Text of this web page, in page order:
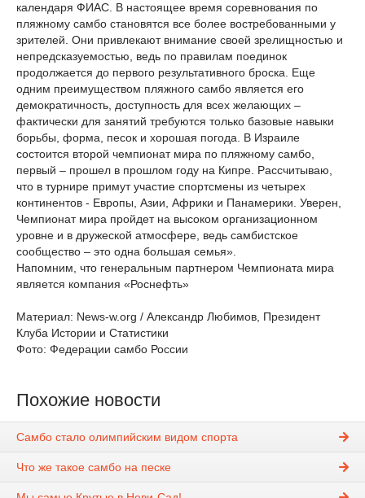
календаря ФИАС. В настоящее время соревнования по
пляжному самбо становятся все более востребованными у
зрителей. Они привлекают внимание своей зрелищностью и
непредсказуемостью, ведь по правилам поединок
продолжается до первого результативного броска. Еще
одним преимуществом пляжного самбо является его
демократичность, доступность для всех желающих –
фактически для занятий требуются только базовые навыки
борьбы, форма, песок и хорошая погода. В Израиле
состоится второй чемпионат мира по пляжному самбо,
первый – прошел в прошлом году на Кипре. Рассчитываю,
что в турнире примут участие спортсмены из четырех
континентов - Европы, Азии, Африки и Панамерики. Уверен,
Чемпионат мира пройдет на высоком организационном
уровне и в дружеской атмосфере, ведь самбистское
сообщество – это одна большая семья».
Напомним, что генеральным партнером Чемпионата мира
является компания «Роснефть»
Материал: News-w.org / Александр Любимов, Президент
Клуба Истории и Статистики
Фото: Федерации самбо России
Похожие новости
Самбо стало олимпийским видом спорта
Что же такое самбо на песке